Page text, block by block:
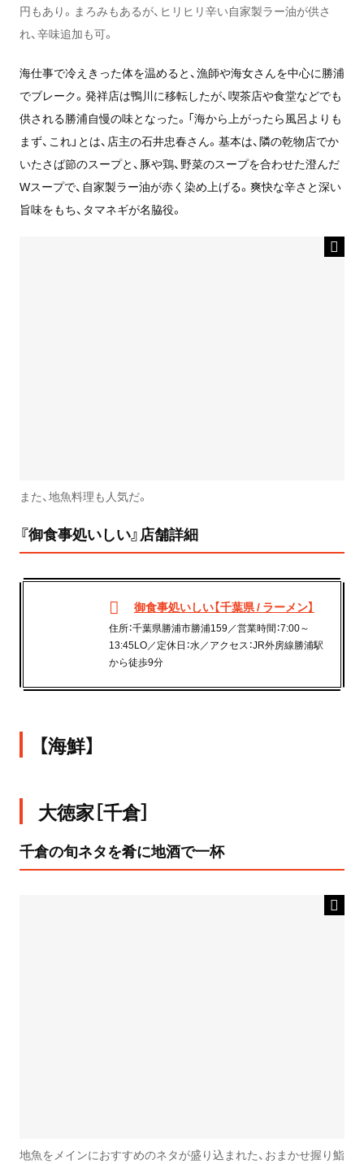
円もあり。まろみもあるが、ヒリヒリ辛い自家製ラー油が供さ
れ、辛味追加も可。
海仕事で冷えきった体を温めると、漁師や海女さんを中心に勝浦
でブレーク。発祥店は鴨川に移転したが、喫茶店や食堂などでも
供される勝浦自慢の味となった。「海から上がったら風呂よりも
まず、これ」とは、店主の石井忠春さん。基本は、隣の乾物店でか
いたさば節のスープと、豚や鶏、野菜のスープを合わせた澄んだ
Wスープで、自家製ラー油が赤く染め上げる。爽快な辛さと深い
旨味をもち、タマネギが名脇役。
また、地魚料理も人気だ。
『御食事処いしい』店舗詳細
御食事処いしい【千葉県 / ラーメン】
住所：千葉県勝浦市勝浦159／営業時間：7:00～
13:45LO／定休日：水／アクセス：JR外房線勝浦駅
から徒歩9分
【海鮮】
大徳家［千倉］
千倉の旬ネタを肴に地酒で一杯
地魚をメインにおすすめのネタが盛り込まれた、おまかせ握り鮨